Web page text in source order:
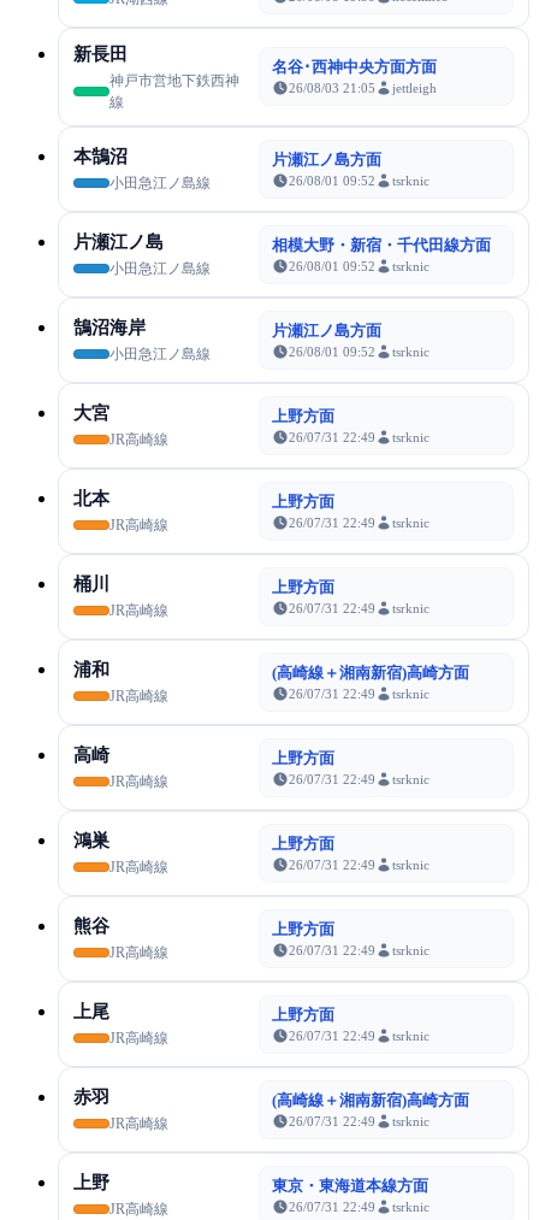
新長田
神戸市営地下鉄西神
線
名谷･西神中央方面方面
26/08/03 21:05 jettleigh
本鵠沼
小田急江ノ島線
片瀬江ノ島方面
26/08/01 09:52 tsrknic
片瀬江ノ島
小田急江ノ島線
相模大野・新宿・千代田線方面
26/08/01 09:52 tsrknic
鵠沼海岸
小田急江ノ島線
片瀬江ノ島方面
26/08/01 09:52 tsrknic
大宮
JR高崎線
上野方面
26/07/31 22:49 tsrknic
北本
JR高崎線
上野方面
26/07/31 22:49 tsrknic
桶川
JR高崎線
上野方面
26/07/31 22:49 tsrknic
浦和
JR高崎線
(高崎線＋湘南新宿)高崎方面
26/07/31 22:49 tsrknic
高崎
JR高崎線
上野方面
26/07/31 22:49 tsrknic
鴻巣
JR高崎線
上野方面
26/07/31 22:49 tsrknic
熊谷
JR高崎線
上野方面
26/07/31 22:49 tsrknic
上尾
JR高崎線
上野方面
26/07/31 22:49 tsrknic
赤羽
JR高崎線
(高崎線＋湘南新宿)高崎方面
26/07/31 22:49 tsrknic
上野
JR高崎線
東京・東海道本線方面
26/07/31 22:49 tsrknic